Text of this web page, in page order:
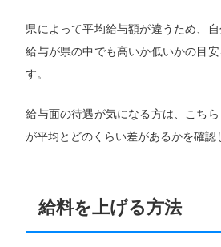
県によって平均給与額が違うため、
給与が県の中でも高いか低いかの目
す。
給与面の待遇が気になる方は、こち
が平均とどのくらい差があるかを確認
給料を上げる方法